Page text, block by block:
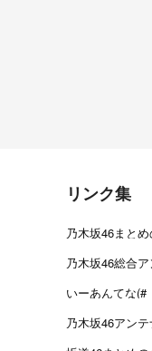
リンク集
乃木坂46まと
乃木坂46総合
いーあんてな(#
乃木坂46アンテ